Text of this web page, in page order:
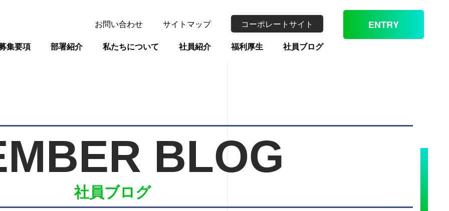
集要項 部署紹介 私たちについて 社員紹介 福利厚生 社員ブログ
お問い合わせ サイトマップ コーポレートサイト ENTRY
BLOG
社員ブログ